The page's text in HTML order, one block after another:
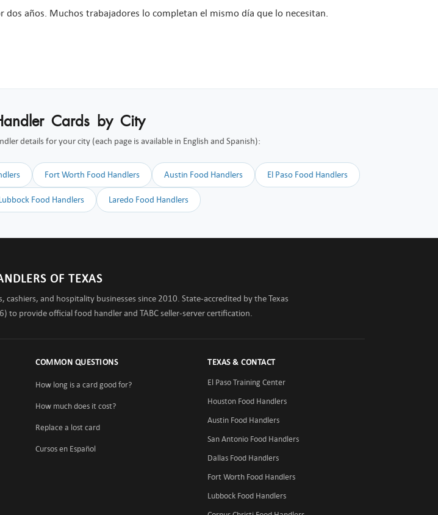
años. Muchos trabajadores lo completan el mismo día que lo necesitan.
Cards by City
details for your city (each page is available in English and Spanish):
Fort Worth Food Handlers Austin Food Handlers El Paso Food Handlers
Food Handlers Laredo Food Handlers
OF TEXAS
and hospitality businesses since 2010. State-accredited by the Texas
to provide official food handler and TABC seller-server certification.
COMMON QUESTIONS
How long is a card good for?
How much does it cost?
Replace a lost card
Cursos en Español
TEXAS & CONTACT
El Paso Training Center
Houston Food Handlers
Austin Food Handlers
San Antonio Food Handlers
Dallas Food Handlers
Fort Worth Food Handlers
Lubbock Food Handlers